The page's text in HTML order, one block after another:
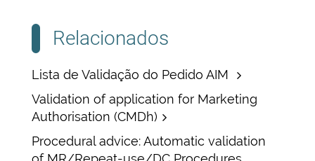
Relacionados
Lista de Validação do Pedido AIM
Validation of application for Marketing
Authorisation (CMDh)
Procedural advice: Automatic validation